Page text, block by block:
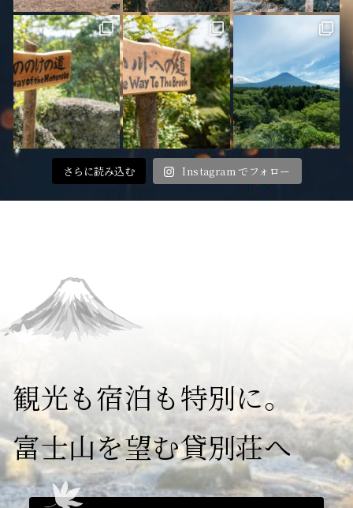
さらに読み込む Instagram でフォロー
観光も宿泊も特別に。
富士山を望む貸別荘へ